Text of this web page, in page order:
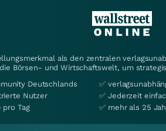
als den zentralen
Börsen- und Wirtschaftswelt, um
Deutschlands
Nutzer
pro Tag
✅
✅ Jederzeit
✅ mehr als 25